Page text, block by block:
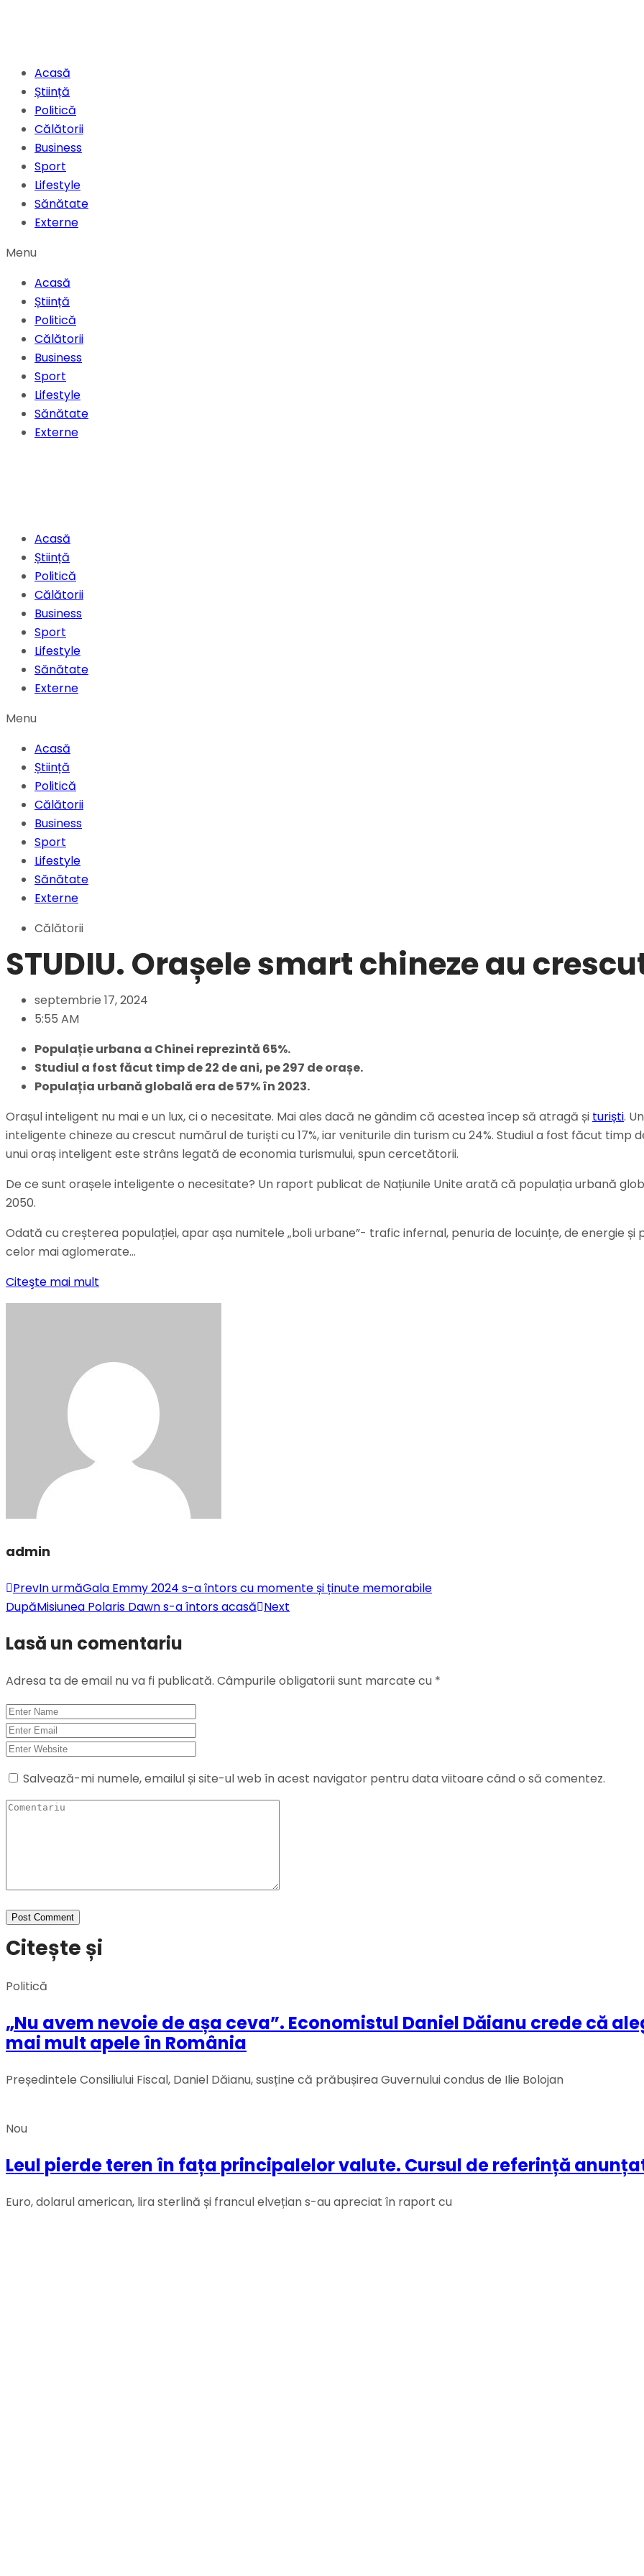
Acasă
Știință
Politică
Călătorii
Business
Sport
Lifestyle
Sănătate
Externe
Menu
Acasă
Știință
Politică
Călătorii
Business
Sport
Lifestyle
Sănătate
Externe
Acasă
Știință
Politică
Călătorii
Business
Sport
Lifestyle
Sănătate
Externe
Menu
Acasă
Știință
Politică
Călătorii
Business
Sport
Lifestyle
Sănătate
Externe
Călătorii
STUDIU. Orașele smart chineze au
septembrie 17, 2024
5:55 AM
Populație urbana a Chinei reprezintă 65%.
Studiul a fost făcut timp de 22 de ani, pe 297 de orașe.
Populația urbană globală era de 57% în 2023.
Orașul inteligent nu mai e un lux, ci o necesitate. Mai ales dacă ne gândim că acestea încep să atragă și turiști. Un
inteligente chineze au crescut numărul de turiști cu 17%, iar veniturile din turism cu 24%. Studiul a fost făcut timp
unui oraș inteligent este strâns legată de economia turismului, spun cercetătorii.
De ce sunt orașele inteligente o necesitate? Un raport publicat de Națiunile Unite arată că populația urbană
2050.
Odată cu creșterea populației, apar așa numitele „boli urbane”- trafic infernal, penuria de locuințe, de energie și
celor mai aglomerate…
Citeşte mai mult
admin
PrevIn urmăGala Emmy 2024 s-a întors cu momente și ținute memorabile
DupăMisiunea Polaris Dawn s-a întors acasă Next
Lasă un comentariu
Adresa ta de email nu va fi publicată. Câmpurile obligatorii sunt marcate cu *
Salvează-mi numele, emailul și site-ul web în acest navigator pentru data viitoare când o să comentez.
Citește și
Politică
„Nu avem nevoie de așa ceva”. Economistul Daniel Dăianu crede că
mai mult apele în România
Președintele Consiliului Fiscal, Daniel Dăianu, susține că prăbușirea Guvernului condus de Ilie Bolojan
Nou
Leul pierde teren în fața principalelor valute. Cursul de referință
Euro, dolarul american, lira sterlină și francul elvețian s-au apreciat în raport cu